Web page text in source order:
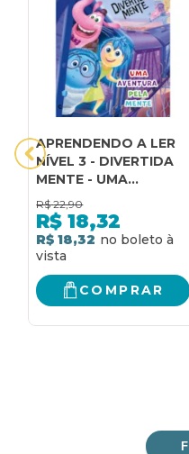
APRENDENDO A LER
NÍVEL 3 - DIVERTIDA
MENTE - UMA
AVENTURA PELA
MENTE
R$ 22,90
R$ 18,32
R$ 18,32
COMPRAR